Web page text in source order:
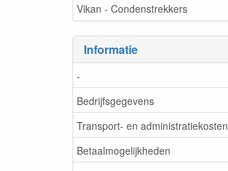
Vikan - Condenstrekkers
Informatie
-
Bedrijfsgegevens
Transport- en administratiekosten
Betaalmogelijkheden